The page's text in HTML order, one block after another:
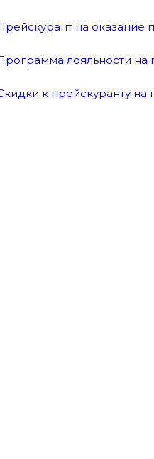
на оказание
лояльности на
к прейскуранту на